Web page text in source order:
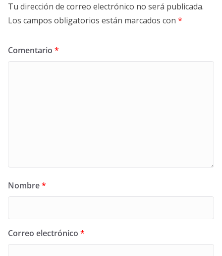
Tu dirección de correo electrónico no será publicada.
Los campos obligatorios están marcados con *
Comentario *
Nombre*
Correo electrónico *